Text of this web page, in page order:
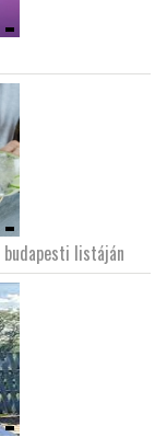
listáján